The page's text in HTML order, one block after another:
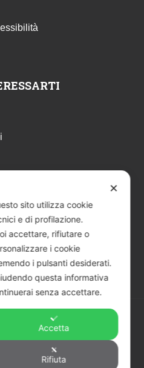
2026
Primiero - San Martino di
02401890229 |
✕
sito utilizza cookie
e di profilazione.
accettare, rifiutare o
i cookie
i pulsanti desiderati.
questa informativa
senza accettare.
Accetta
Rifiuta